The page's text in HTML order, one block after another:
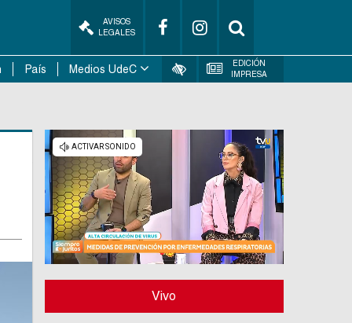
AVISOS
LEGALES
País Medios UdeC
EDICIÓN
IMPRESA
Vivo